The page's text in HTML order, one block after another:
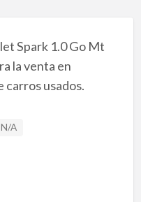
Spark 1.0 Go Mt
la venta en
carros usados.
Listing ID
N/A